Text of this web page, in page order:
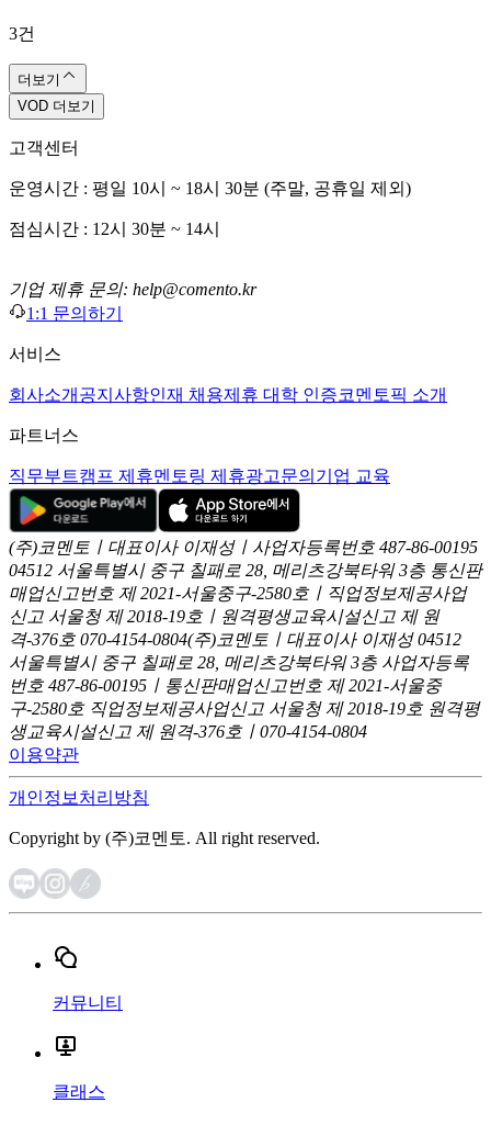
3건
더보기
VOD 더보기
고객센터
운영시간 : 평일 10시 ~ 18시 30분 (주말, 공휴일 제외)
점심시간 : 12시 30분 ~ 14시
기업 제휴 문의: help@comento.kr
1:1 문의하기
서비스
회사소개 공지사항인재 채용제휴 대학 인증코멘토픽 소개
파트너스
직무부트캠프 제휴멘토링 제휴광고문의 기업 교육
(주)코멘토ㅣ대표이사 이재성ㅣ사업자등록번호 487-86-00195
04512 서울특별시 중구 칠패로 28, 메리츠강북타워 3층 통신판
매업신고번호 제 2021-서울중구-2580호ㅣ직업정보제공사업
신고 서울청 제 2018-19호ㅣ원격평생교육시설신고 제 원
격-376호 070-4154-0804(주)코멘토ㅣ대표이사 이재성 04512
서울특별시 중구 칠패로 28, 메리츠강북타워 3층 사업자등록
번호 487-86-00195ㅣ통신판매업신고번호 제 2021-서울중
구-2580호 직업정보제공사업신고 서울청 제 2018-19호 원격평
생교육시설신고 제 원격-376호ㅣ070-4154-0804
이용약관
개인정보처리방침
Copyright by (주)코멘토. All right reserved.
커뮤니티
클래스